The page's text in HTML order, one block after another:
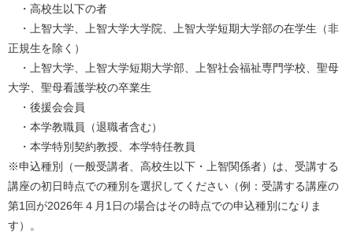
・高校生以下の者
・上智大学、上智大学大学院、上智大学短期大学部の在学生（非
正規生を除く）
・上智大学、上智大学短期大学部、上智社会福祉専門学校、聖母
大学、聖母看護学校の卒業生
・後援会会員
・本学教職員（退職者含む）
・本学特別契約教授、本学特任教員
※申込種別（一般受講者、高校生以下・上智関係者）は、受講する
講座の初日時点での種別を選択してください（例：受講する講座の
第1回が2026年４月1日の場合はその時点での申込種別になりま
す）。